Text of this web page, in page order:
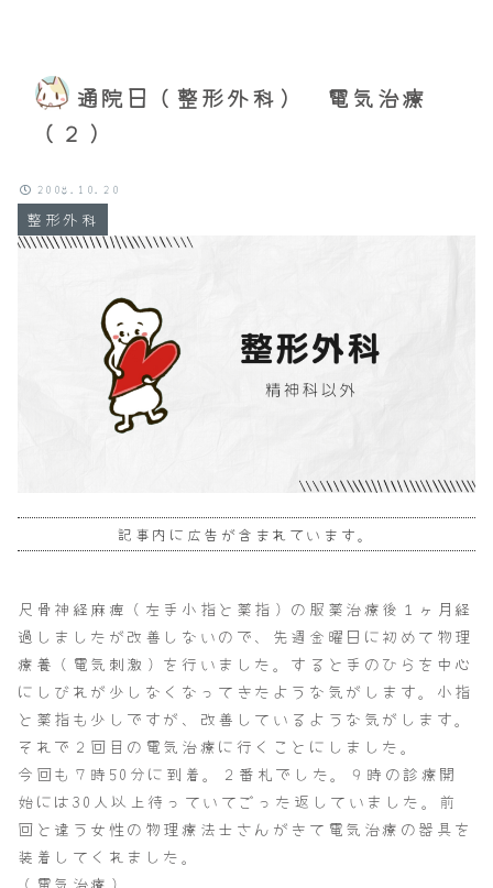
通院日（整形外科） 電気治療
（２）
整形外科
2008.10.20
記事内に広告が含まれています。
尺骨神経麻痺（左手小指と薬指）の服薬治療後１ヶ月経
過しましたが改善しないので、先週金曜日に初めて物理
療養（電気刺激）を行いました。すると手のひらを中心
にしびれが少しなくなってきたような気がします。小指
と薬指も少しですが、改善しているような気がします。
それで２回目の電気治療に行くことにしました。
今回も７時50分に到着。２番札でした。９時の診療開
始には30人以上待っていてごった返していました。前
回と違う女性の物理療法士さんがきて電気治療の器具を
装着してくれました。
（電気治療）